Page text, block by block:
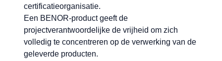
certificatieorganisatie.
Een BENOR-product geeft de
projectverantwoordelijke de vrijheid om zich
volledig te concentreren op de verwerking van de
geleverde producten.